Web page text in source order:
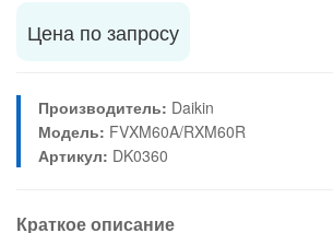
Цена по запросу
Производитель: Daikin
Модель: FVXM60A/RXM60R
Артикул: DK0360
Краткое описание